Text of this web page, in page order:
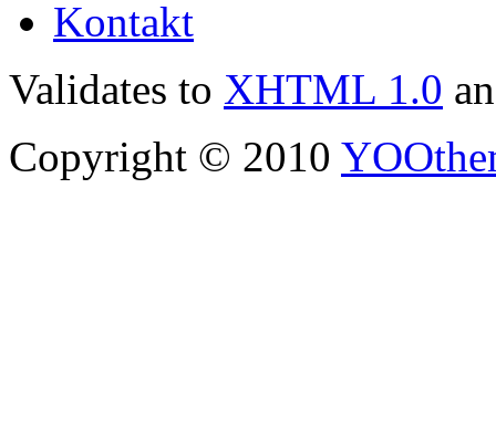
Kontakt
Validates to XHTML 1.0
Copyright © 2010